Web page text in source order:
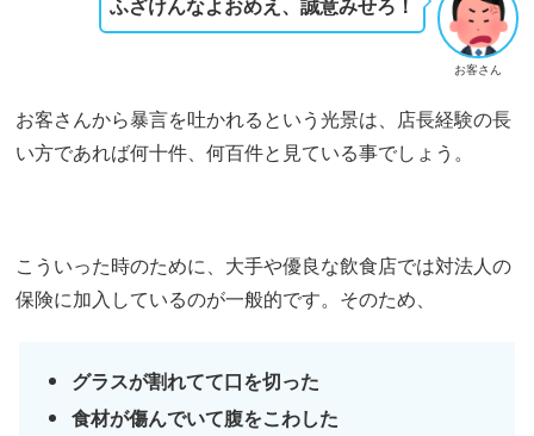
お客さん
お客さんから暴言を吐かれるという光景は、店長経験の長
い方であれば何十件、何百件と見ている事でしょう。
こういった時のために、大手や優良な飲食店では対法人の
保険に加入しているのが一般的です。そのため、
グラスが割れてて口を切った
食材が傷んでいて腹をこわした